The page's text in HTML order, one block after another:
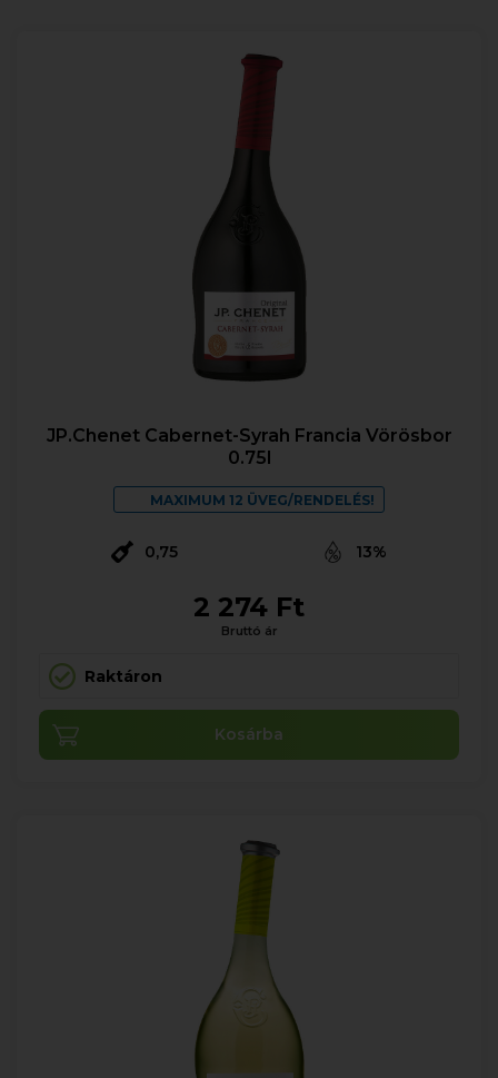
JP.Chenet Cabernet-Syrah Francia Vörösbor
0.75l
MAXIMUM 12 ÜVEG/RENDELÉS!
0,75 13%
2 274 Ft
Bruttó ár
Raktáron
Kosárba